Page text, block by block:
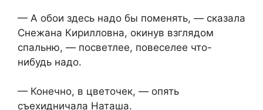
— А обои здесь надо бы поменять, — сказала
Снежана Кирилловна, окинув взглядом
спальню, — посветлее, повеселее что-
нибудь надо.
— Конечно, в цветочек, — опять
съехидничала Наташа.